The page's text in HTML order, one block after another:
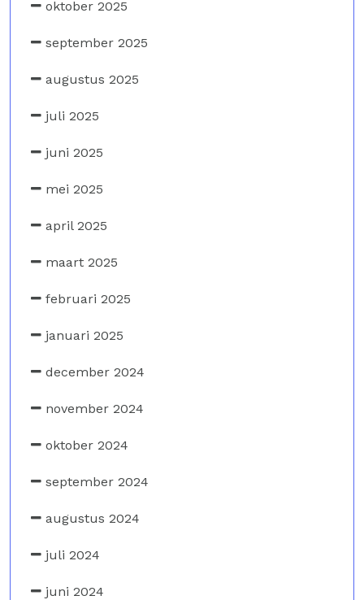
oktober 2025
september 2025
augustus 2025
juli 2025
juni 2025
mei 2025
april 2025
maart 2025
februari 2025
januari 2025
december 2024
november 2024
oktober 2024
september 2024
augustus 2024
juli 2024
juni 2024